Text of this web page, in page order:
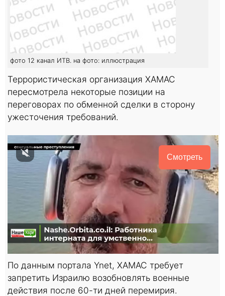
фото 12 канал ИТВ. на фото: иллюстрация
Террористическая организация ХАМАС
пересмотрела некоторые позиции на
переговорах по обменной сделки в сторону
ужесточения требований.
Смотреть
По данным портала Ynet, ХАМАС требует
запретить Израилю возобновлять военные
действия после 60-ти дней перемирия.